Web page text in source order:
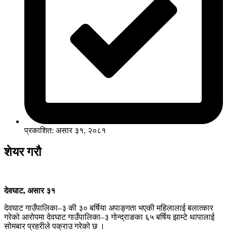
प्रकाशित: असार ३१, २०८१
शेयर गरौ
देवघाट, असार ३१
देवघाट गाउँपालिका–३ की ३० बर्षिया अपाङ्गता भएकी महिलालाई बलात्कार
गरेको आरोपमा देवघाट गाउँपालिका–३ गोन्द्राङका ६५ बर्षिय झाम्टे थापालाई
सोमबार प्रहरीले पक्राउ गरेको छ ।